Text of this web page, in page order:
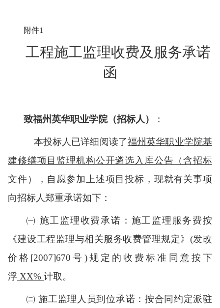
附件1
工程施工监理收费及服务承诺
函
致福州英华职业学院（招标人） ：
本投标人已详细阅读了福州英华职业学院基
建修缮项目监理机构公开遴选入库公告（含招标
文件）
，自愿参加上述项目投标，现就有关事项
向招标人郑重承诺如下：
㈠ 施工监理收费承诺：施工监理服务费按
《建设工程监理与相关服务收费管理规定》(发改
价格[2007]670号)规 定的收费标准 同意按下
浮 XX% 计取。
㈡ 施工监理人员到位承诺：按合同约定派驻